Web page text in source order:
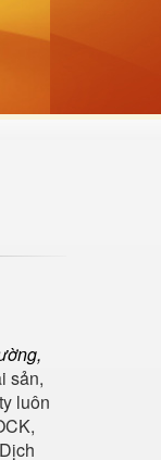
,
sản,
luôn